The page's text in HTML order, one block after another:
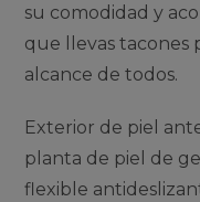
su comodidad y
que llevas tacones
alcance de todos.
Exterior de piel
planta de piel de
flexible